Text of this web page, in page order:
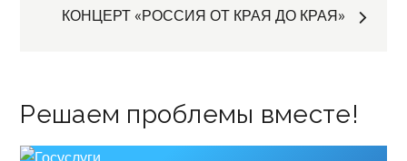
поКОНЦЕРТ «РОССИЯ ОТ КРАЯ ДО КРАЯ»
Решаем проблемы вместе!